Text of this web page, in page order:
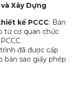
Xây Dựng
kế PCCC: Bản
từ cơ quan chức
đã được cấp
bản sao giấy phép